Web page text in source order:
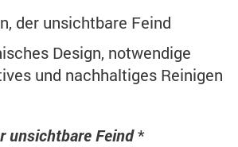
der unsichtbare Feind
Design, notwendige
und nachhaltiges Reinigen
unsichtbare Feind*